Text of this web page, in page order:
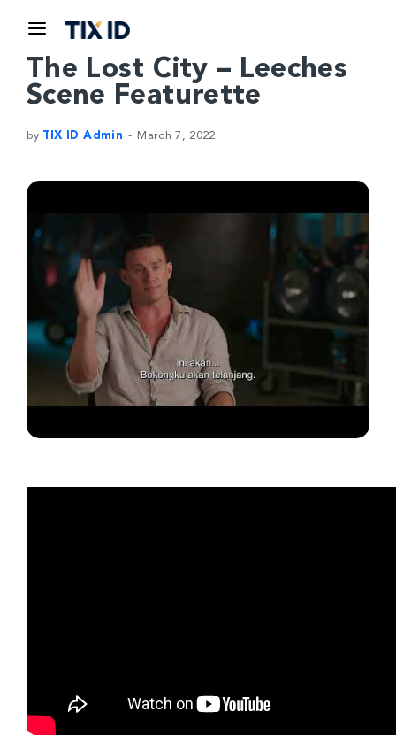
The Lost City – Leeches
Scene Featurette
by TIX ID Admin March 7, 2022